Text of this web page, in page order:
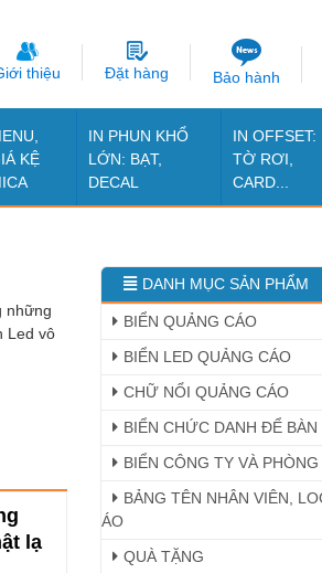
thiệu Đặt hàng Bảo hành
KỆ
IN PHUN KHỔ
LỚN: BẠT,
DECAL
IN OFFSET:
TỜ RƠI,
CARD...
những
Led vô
lạ
DANH MỤC SẢN PHẨM
BIỂN QUẢNG CÁO
BIỂN LED QUẢNG CÁO
CHỮ NỔI QUẢNG CÁO
BIỂN CHỨC DANH ĐỂ BÀN
BIỂN CÔNG TY VÀ PHÒNG
BẢNG TÊN NHÂN VIÊN,
ÁO
QUÀ TẶNG